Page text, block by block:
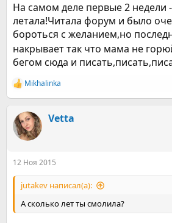
На самом деле первые 2 недели
летала!Читала форум и было
бороться с желанием,но
накрывает так что мама не
бегом сюда и
Р
е
к
ц
и
Mikhalinka
Vetta
12 Ноя 2015
jutakev написал(а):
А сколько лет ты смолила?